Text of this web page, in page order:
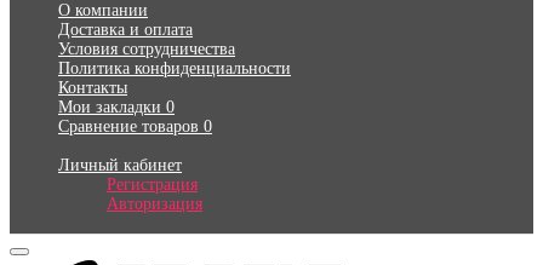
О компании
Доставка и оплата
Условия сотрудничества
Политика конфиденциальности
Контакты
Мои закладки 0
Сравнение товаров 0
Личный кабинет
Регистрация
Авторизация